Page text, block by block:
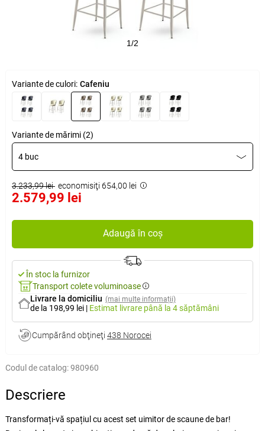
1/2
Variante de culori: Cafeniu
Variante de mărimi (2)
4 buc
3.233,99 lei economisiţi 654,00 lei
2.579,99 lei
Adaugă în coș
În stoc la furnizor
Transport colete voluminoase
Livrare la domiciliu (mai multe informații)
de la 198,99 lei | Estimat livrare până la 4 săptămâni
Cumpărând obţineţi 438 Norocei
Codul de catalog:980960
Descriere
Transformați-vă spațiul cu acest set uimitor de scaune de bar!